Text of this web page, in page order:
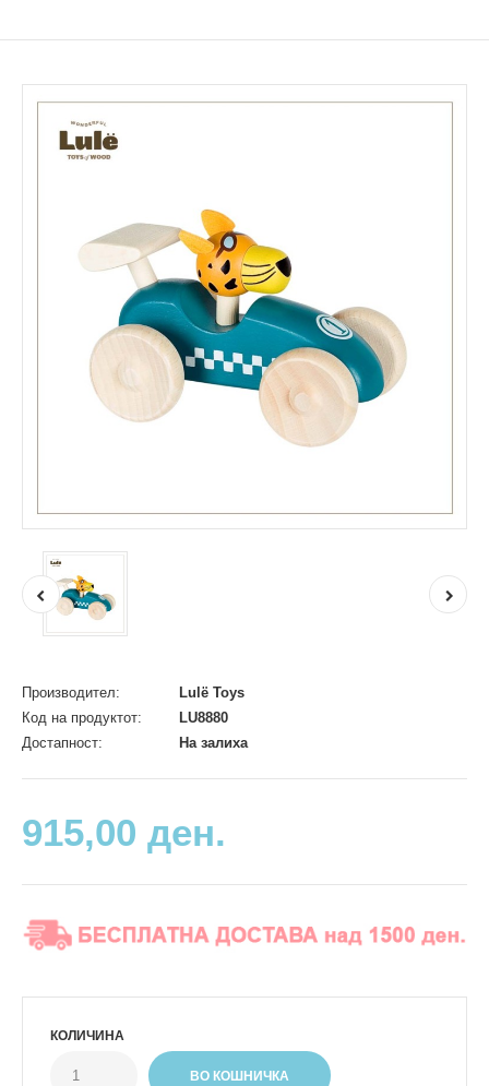
Производител:
Lulë Toys
Код на продуктот:
LU8880
Достапност:
На залиха
915,00 ден.
КОЛИЧИНА